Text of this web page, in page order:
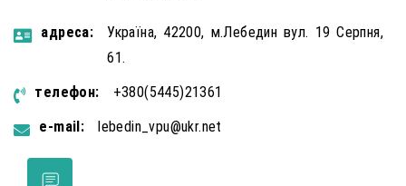
aдресa:
Україна, 42200, м.Лебедин вул. 19 Серпня,
61.
телефон:
+380(5445)21361
e-mail:
lebedin_vpu@ukr.net